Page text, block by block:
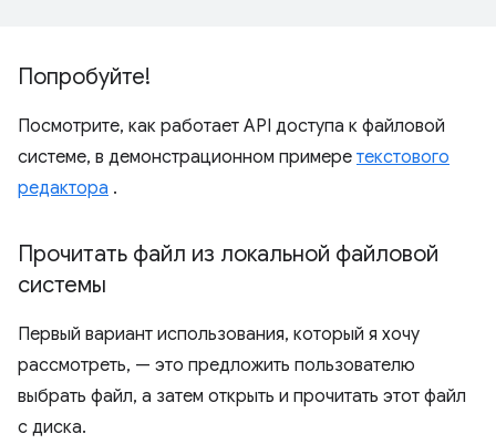
Попробуйте!
Посмотрите, как работает API доступа к файловой
системе, в демонстрационном примере текстового
редактора .
Прочитать файл из локальной файловой
системы
Первый вариант использования, который я хочу
рассмотреть, — это предложить пользователю
выбрать файл, а затем открыть и прочитать этот файл
с диска.